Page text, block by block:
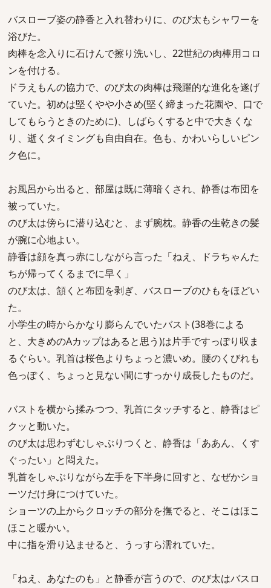
バスローブ姿の静香と入れ替わりに、のび太もシャワーを
浴びた。
肉棒を念入りに石けんで擦り洗いし、22世紀の肉棒用コロ
ンを付ける。
ドラえもんの協力で、のび太の肉棒は飛躍的な進化を遂げ
ていた。初めは堅くやや小さめ(堅く締まった花園や、口で
してもらうときのために)、しばらくすると中で大きくな
り、逝くタイミングも自由自在。色も、かわいらしいピン
ク色に。
お風呂から出ると、部屋は既に薄暗くされ、静香は布団を
被っていた。
のび太は傍らに潜り込むと、まず腕枕。静香の生乾きの髪
が腕に心地よい。
静香は顔を真っ赤にしながら言った「ねえ、ドラちゃんた
ちが帰ってくるまでに早く」
のび太は、頷くと布団を剥ぎ、バスローブのひもをほどい
た。
小学生の時からかなり膨らんでいたバスト(38巻による
と、大きめのAカップはあると思う)は片手ですっぽり収ま
るぐらい。乳首は桜色よりちょっと濃いめ。腰のくびれも
色っぽく、ちょっと見ない間にすっかり成長したものだ。
バストを横から揉みつつ、乳首にタッチすると、静香はピ
クッと動いた。
のび太は思わずむしゃぶりつくと、静香は「ああん、くす
ぐったい」と悶えた。
乳首をしゃぶりながら左手を下半身に回すと、なぜかショ
ーツだけ身につけていた。
ショーツの上からクロッチの部分を撫でると、そこはほこ
ほこと暖かい。
中に指を滑り込ませると、うっすら濡れていた。
「ねえ、あなたのも」と静香が言うので、のび太はバスロ